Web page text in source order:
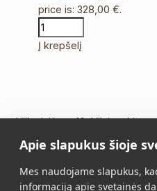
price is: 328,00 €.
Į krepšelį
Vilkpėdės g. 10, Vilnius
Tel.:+370 5 213 2649
El. paštas:info@vidalis.lt
Apie slapukus šioje
Mes naudojame slapukus,
informaciją apie svetainės